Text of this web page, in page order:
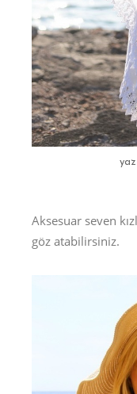
Aksesuar seven
göz atabilirsiniz.